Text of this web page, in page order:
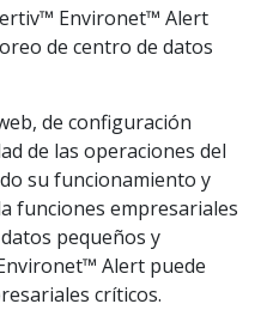
Environet™ Alert
de centro de datos
de configuración
de las operaciones del
su funcionamiento y
funciones empresariales
pequeños y
Alert puede
críticos.